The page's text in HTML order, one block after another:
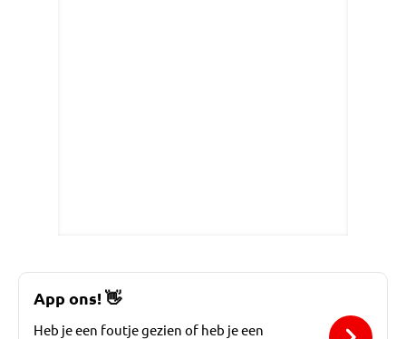
App ons!👋
Heb je een foutje gezien of heb je een